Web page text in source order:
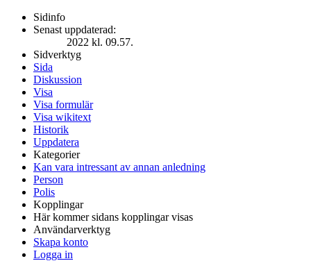
Sidinfo
Senast uppdaterad:
2022 kl. 09.57.
Sidverktyg
Sida
Diskussion
Visa
Visa formulär
Visa wikitext
Historik
Uppdatera
Kategorier
Kan vara intressant av annan anledning
Person
Polis
Kopplingar
Här kommer sidans kopplingar visas
Användarverktyg
Skapa konto
Logga in